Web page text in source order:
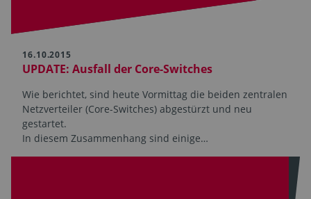
16.10.2015
UPDATE: Ausfall der Core-Switches
Wie berichtet, sind heute Vormittag die beiden zentralen
Netzverteiler (Core-Switches) abgestürzt und neu
gestartet.
In diesem Zusammenhang sind einige…